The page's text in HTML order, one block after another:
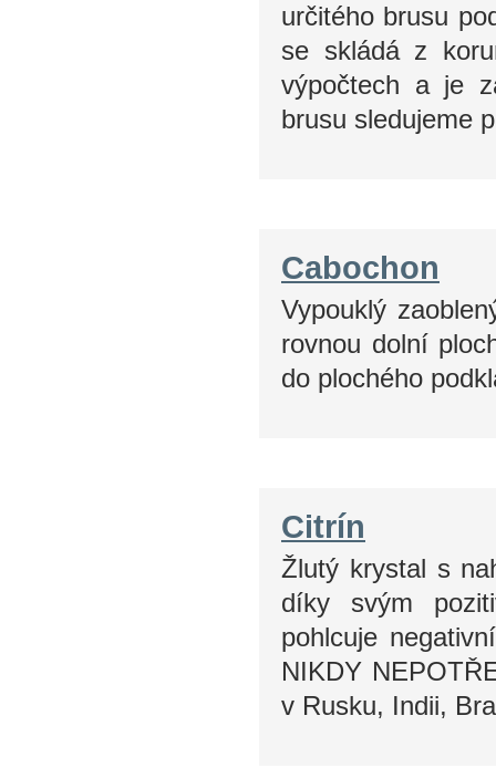
určitého brusu
se skládá z
výpočtech a je
brusu sledujeme
Cabochon
Vypouklý
rovnou dolní
do plochého
Citrín
Žlutý krystal s
díky svým
pohlcuje
NIKDY
v Rusku, Indii,